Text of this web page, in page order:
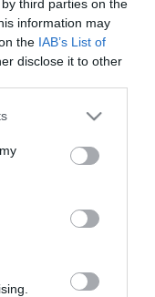
third parties on the
information may
the IAB’s List of
disclose it to other
or more Google
You may click to
party tags to
in below Google
ουσιαστικά
έχοντας
Παναθηναϊκού.
της
ακεραιότητα, η
του δεν
και η
επιτυχία στη